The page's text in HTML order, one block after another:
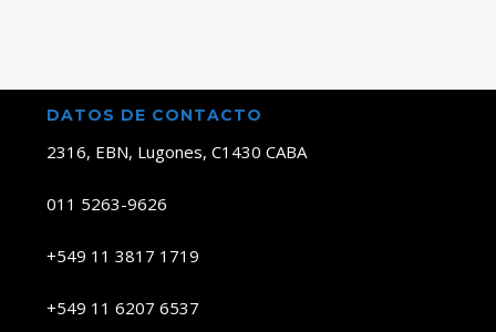
DATOS DE CONTACTO
2316, EBN, Lugones, C1430 CABA
011 5263-9626
+549 11 3817 1719
+549 11 6207 6537